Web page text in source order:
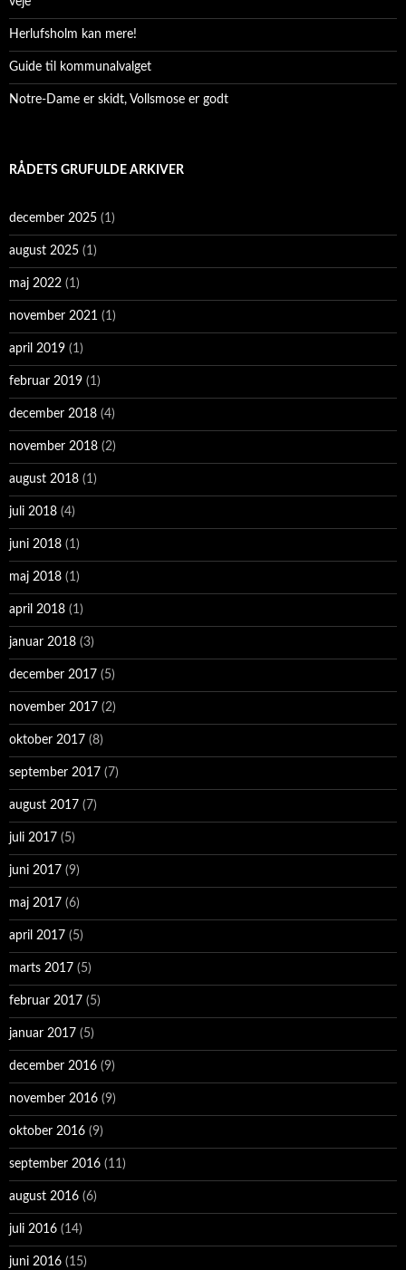
Herlufsholm kan mere!
Guide til kommunalvalget
Notre-Dame er skidt, Vollsmose er godt
RÅDETS GRUFULDE ARKIVER
december 2025 (1)
august 2025 (1)
maj 2022 (1)
november 2021 (1)
april 2019 (1)
februar 2019 (1)
december 2018 (4)
november 2018 (2)
august 2018 (1)
juli 2018 (4)
juni 2018 (1)
maj 2018 (1)
april 2018 (1)
januar 2018 (3)
december 2017 (5)
november 2017 (2)
oktober 2017 (8)
september 2017 (7)
august 2017 (7)
juli 2017 (5)
juni 2017 (9)
maj 2017 (6)
april 2017 (5)
marts 2017 (5)
februar 2017 (5)
januar 2017 (5)
december 2016 (9)
november 2016 (9)
oktober 2016 (9)
september 2016 (11)
august 2016 (6)
juli 2016 (14)
juni 2016 (15)